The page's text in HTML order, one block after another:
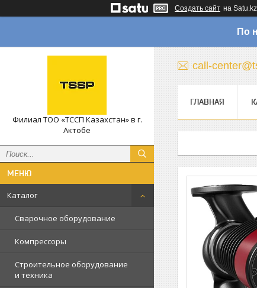
Создать сайт на Satu.kz
По
Филиал ТОО «ТССП Казахстан» в г.
Актобе
Каталог
Сварочное оборудование
Компрессоры
Строительное оборудование
и техника
call-
ГЛАВНАЯ